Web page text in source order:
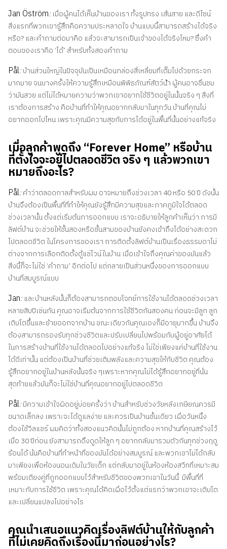
Jan Öström:เมื่อผู้คนได้เห็นบ้านของเรา ทั้งรูปทรง เส้นสาย และดีไซน์
สิ่งแรกที่พวกเขารู้สึกคือความประหลาดใจ บ้านแบบนี้สามารถสร้างได้จริง
หรือ? และคำถามต่อมาคือ แล้วจะสามารถเป็นเจ้าของได้จริงไหม? ซึ่งคำ
ตอบของเราคือ ‘ได้’ สำหรับทั้งสองคำถาม
Pål:บ้านส่วนใหญ่ในปัจจุบันเป็นเหมือนกล่องสี่เหลี่ยมที่เต็มไปด้วยกระจก
มากมาย จนบางครั้งให้ความรู้สึกเหมือนพิพิธภัณฑ์สัตว์น้ํา ผู้คนอาจชื่นชม
ว่ามันสวย แต่ไม่ได้หมายความว่าพวกเขาอยากใช้ชีวิตอยู่ในนั้นจริง ๆ สิ่งที่
เราต้องการสร้าง คือบ้านที่ทำให้คุณอยากกลับมาในทุกวัน บ้านที่คุณไม่
อยากออกไปไหน เพราะคุณมีความสุขกับการได้อยู่ในพื้นที่นั้นอย่างแท้จริง
เมื่อลูกค้าพูดถึง “Forever Home” หรือบ้าน
ที่ตั้งใจจะอยู่ไปตลอดชีวิต จริง ๆ แล้วพวกเขา
หมายถึงอะไร?
Pål:คำว่าตลอดกาลสำหรับผม อาจหมายถึงช่วงเวลา 40 หรือ 50 ปี ดังนั้น
บ้านจึงต้องเป็นพื้นที่ที่ทำให้คุณยังรู้สึกมีความสุขและภาคภูมิใจได้ตลอด
ช่วงเวลานั้น ตั้งแต่เริ่มต้นการออกแบบ เราจะอธิบายให้ลูกค้าเห็นว่า การมี
ลิฟต์บ้าน จะช่วยให้ชั้นสองหรือชั้นสามของบ้านยังคงเข้าถึงได้อย่างสะดวก
ไปตลอดชีวิต ในโครงการของเรา การติดตั้งลิฟต์บ้านเป็นเรื่องธรรมดาไม่
ต่างจากการเลือกติดตั้งตู้แช่ไวน์ในบ้าน เมื่อเข้าใจถึงคุณค่าของมันแล้ว
สิ่งนี้ก็จะไม่ใช่ ‘คำถาม’ อีกต่อไป แต่กลายเป็นส่วนหนึ่งของการออกแบบ
บ้านที่สมบูรณ์แบบ
Jan:และบ้านหลังนั้นก็ต้องสามารถตอบโจทย์การใช้งานได้ตลอดช่วงเวลา
หลายสิบปีเช่นกัน คุณอาจเริ่มต้นจากการใช้ชีวิตกันสองคน ก่อนจะมีลูก ลูก
เติบโตขึ้นและย้ายออกจากบ้าน ขณะเดียวกันคุณเองก็มีอายุมากขึ้น บ้านจึง
ต้องสามารถรองรับทุกช่วงชีวิตและปรับเปลี่ยนไปพร้อมกับผู้อยู่อาศัยได้
ในการสร้างบ้านที่ใช้งานได้ตลอดไปอย่างแท้จริง ไม่ใช่เพียงแค่บ้านที่ใช้งาน
ได้ดีเท่านั้น แต่ต้องเป็นบ้านที่ช่วยเติมพลังและความสุขให้กับชีวิต คุณต้อง
รู้สึกอยากอยู่ในบ้านหลังนั้นจริง ๆเพราะหากคุณไม่ได้รู้สึกอยากอยู่ที่นั่น
สุดท้ายแล้วมันก็จะไม่ใช่บ้านที่คุณอยากอยู่ไปตลอดชีวิต
Pål:มีความเข้าใจผิดอยู่บ่อยครั้งว่า บ้านสำหรับช่วงวัยหลังเกษียณควรมี
ขนาดเล็กลง เพราะจะได้ดูแลง่าย และควรเป็นบ้านชั้นเดียว เผื่อวันหนึ่ง
ต้องใช้วีลแชร์ ผมคิดว่าทั้งสองแนวคิดนั้นไม่ถูกต้อง หากบ้านที่คุณสร้างไว้
เมื่อ 30 ปีก่อน ยังสามารถดึงดูดให้ลูก ๆ อยากกลับมารวมตัวกันทุกช่วงฤดู
ร้อนได้ นั่นคือบ้านที่ทำหน้าที่ของมันได้อย่างสมบูรณ์ และพวกเขาไม่ได้กลับ
มาเพียงเพื่อห้องนอนเดิมในวัยเด็ก แต่กลับมาอยู่ในห้องห้องสวีทที่เหมาะสม
พร้อมเตียงคู่ที่ถูกออกแบบไว้สำหรับชีวิตของพวกเขาในวันนี้ มีพื้นที่ที่
เหมาะกับการใช้ชีวิต เพราะคุณได้คิดเผื่อไว้ตั้งแต่แรกว่าพวกเขาจะเติบโต
และเปลี่ยนแปลงไปอย่างไร
คุณนำเสนอแนวคิดเรื่องลิฟต์บ้านให้กับลูกค้า
ที่ไม่เคยคิดถึงเรื่องนี้มาก่อนอย่างไร?